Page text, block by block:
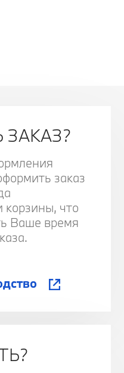
ЗАКАЗ?
заказ
что
Ваше время